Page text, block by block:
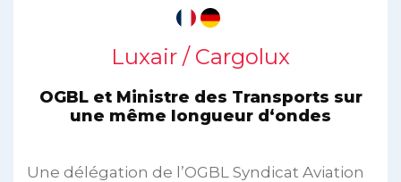
Luxair / Cargolux
OGBL et Ministre des Transports sur
une même longueur d‘ondes
Une délégation de l’OGBL Syndicat Aviation